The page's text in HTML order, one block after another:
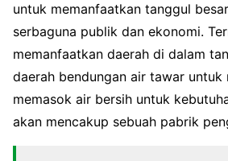
untuk memanfaatkan tanggul
serbaguna publik dan ekonomi.
memanfaatkan daerah di dalam
daerah bendungan air tawar untuk
memasok air bersih untuk
akan mencakup sebuah pabrik